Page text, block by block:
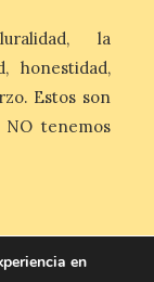
la
honestidad,
Estos son
tenemos
en